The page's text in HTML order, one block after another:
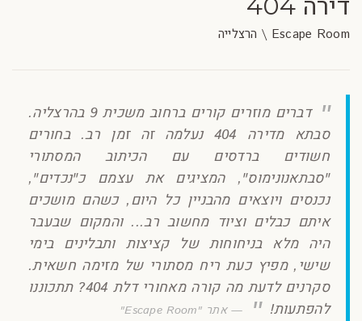
דירה 404
Escape Room \ הרצלייה
דברים מוזרים קורים ברחוב משכית 9 בהרצליה.
סבתא מדירה 404 נעלמה זה זמן רב. בחורים
חשודים ברדסים עם הכיתוב המסתורי
"סבתאנונימוס", המציגים את עצמם כ"נכדים",
נכנסים ויוצאים מהבניין כל היום, כשהם מושכים
איתם כבלים וציוד מחשוב רב... והמקום שבעבר
היה מלא בניחוחות של קציצות ותבלינים בימי
שישי, מפיץ כעת ריח מסתורי של מזימה חשאית.
סקרנים לדעת מה קורה מאחורי דלת 404? תתכוננו
להפתעות!
אתר "Escape Room"